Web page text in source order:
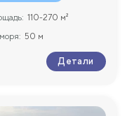
110-270 м²
50 м
Детали